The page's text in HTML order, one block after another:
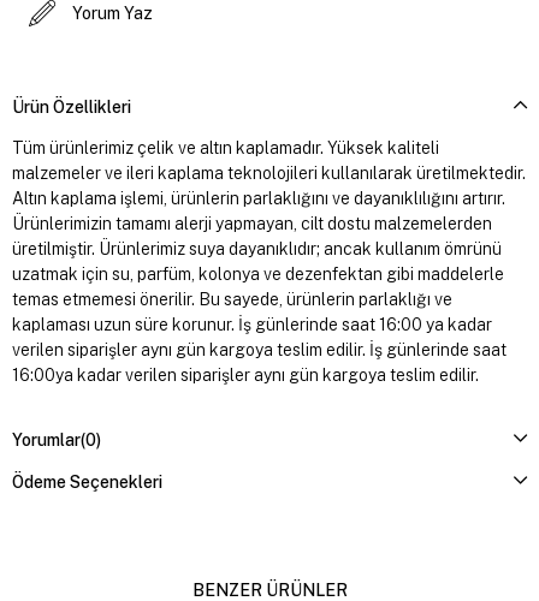
Yorum Yaz
Ürün Özellikleri
Tüm ürünlerimiz çelik ve altın kaplamadır. Yüksek kaliteli
malzemeler ve ileri kaplama teknolojileri kullanılarak üretilmektedir.
Altın kaplama işlemi, ürünlerin parlaklığını ve dayanıklılığını artırır.
Ürünlerimizin tamamı alerji yapmayan, cilt dostu malzemelerden
üretilmiştir. Ürünlerimiz suya dayanıklıdır; ancak kullanım ömrünü
uzatmak için su, parfüm, kolonya ve dezenfektan gibi maddelerle
temas etmemesi önerilir. Bu sayede, ürünlerin parlaklığı ve
kaplaması uzun süre korunur. İş günlerinde saat 16:00 ya kadar
verilen siparişler aynı gün kargoya teslim edilir. İş günlerinde saat
16:00ya kadar verilen siparişler aynı gün kargoya teslim edilir.
Yorumlar(0)
Ödeme Seçenekleri
BENZER ÜRÜNLER